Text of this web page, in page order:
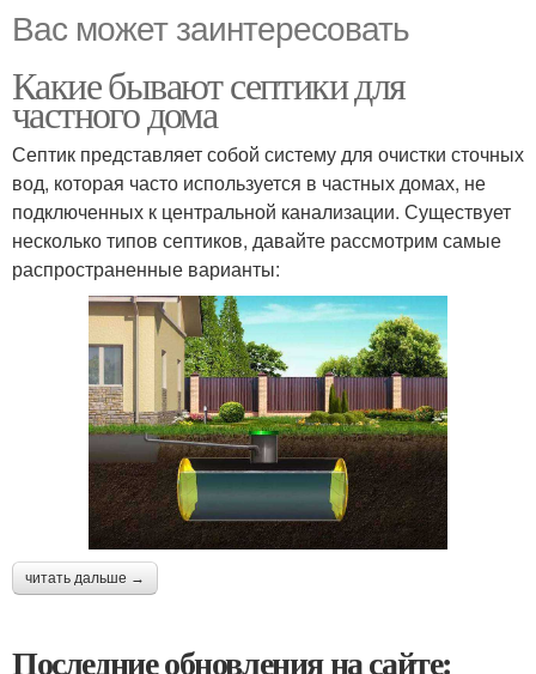
Вас может заинтересовать
Какие бывают септики для
частного дома
Септик представляет собой систему для очистки сточных
вод, которая часто используется в частных домах, не
подключенных к центральной канализации. Существует
несколько типов септиков, давайте рассмотрим самые
распространенные варианты:
читать дальше →
Последние обновления на сайте: